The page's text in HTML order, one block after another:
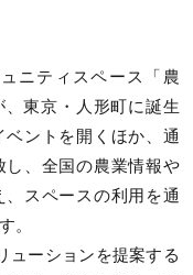
ニティスペース「農
東京・人形町に誕生
ントを開くほか、通
、全国の農業情報や
スペースの利用を通
。
ューションを提案する